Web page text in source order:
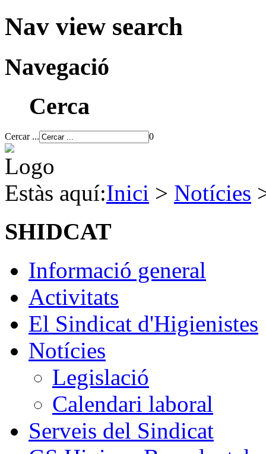
Nav view search
Navegació
Cerca
Cercar ... 0
Estàs aquí:Inici > Notícies
SHIDCAT
Informació general
Activitats
El Sindicat d'Higienistes
Notícies
Legislació
Calendari laboral
Serveis del Sindicat